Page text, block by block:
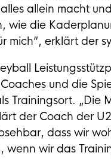
allein macht
wie die
mich“, erklärt der
und die
Trainingsort. „Die
der Coach der
dass wir
wenn wir das